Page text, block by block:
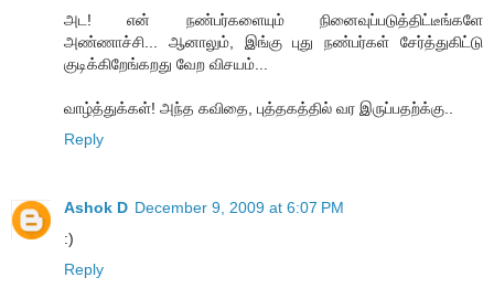
அட! என் நண்பர்களையும் நினைவுப்படுத்திட்டீங்களே
அண்ணாச்சி... ஆனாலும், இங்கு புது நண்பர்கள் சேர்த்துகிட்டு
குடிக்கிறேங்கறது வேற விசயம்...
வாழ்த்துக்கள்! அந்த கவிதை, புத்தகத்தில் வர இருப்பதற்க்கு..
Reply
Ashok D December 9, 2009 at 6:07 PM
:)
Reply